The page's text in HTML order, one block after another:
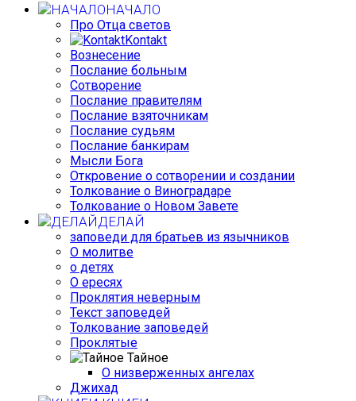
НАЧАЛО
Про Отца светов
Kontakt
Вознесение
Послание больным
Сотворение
Послание правителям
Послание взяточникам
Послание судьям
Послание банкирам
Мысли Бога
Откровение о сотворении и создании
Толкование о Виноградаре
Толкование о Новом Завете
ДЕЛАЙ
заповеди для братьев из язычников
О молитве
о детях
О ересях
Проклятия неверным
Текст заповедей
Толкование заповедей
Проклятые
Тайное
О низверженных ангелах
Джихад